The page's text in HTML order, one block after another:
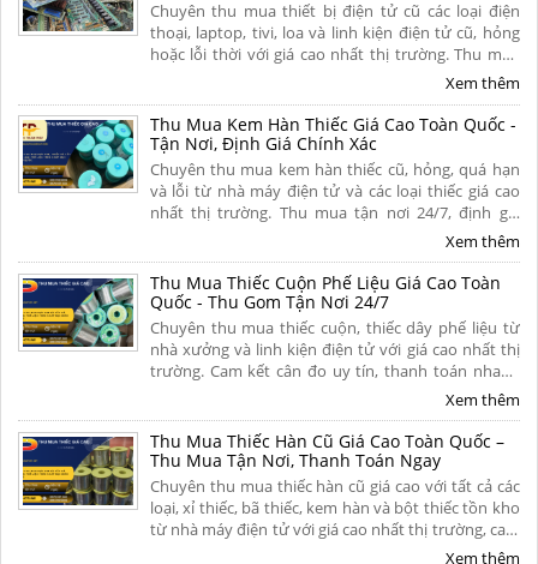
Chuyên thu mua thiết bị điện tử cũ các loại điện
thoại, laptop, tivi, loa và linh kiện điện tử cũ, hỏng
hoặc lỗi thời với giá cao nhất thị trường. Thu mua
tận nơi, thủ tục nhanh gọn, thanh toán nhanh dứt
Xem thêm
Thu Mua Kem Hàn Thiếc Giá Cao Toàn Quốc -
Tận Nơi, Định Giá Chính Xác
Chuyên thu mua kem hàn thiếc cũ, hỏng, quá hạn
và lỗi từ nhà máy điện tử và các loại thiếc giá cao
nhất thị trường. Thu mua tận nơi 24/7, định giá
minh bạch theo hàm lượng thiếc, thanh toán
Xem thêm
Thu Mua Thiếc Cuộn Phế Liệu Giá Cao Toàn
Quốc - Thu Gom Tận Nơi 24/7
Chuyên thu mua thiếc cuộn, thiếc dây phế liệu từ
nhà xưởng và linh kiện điện tử với giá cao nhất thị
trường. Cam kết cân đo uy tín, thanh toán nhanh
một lần, vận chuyển tận nơi và chiết khấu hoa hồng
Xem thêm
Thu Mua Thiếc Hàn Cũ Giá Cao Toàn Quốc –
Thu Mua Tận Nơi, Thanh Toán Ngay
Chuyên thu mua thiếc hàn cũ giá cao với tất cả các
loại, xỉ thiếc, bã thiếc, kem hàn và bột thiếc tồn kho
từ nhà máy điện tử với giá cao nhất thị trường, cam
kết định giá minh bạch, bốc xếp tận nơi và thanh
Xem thêm